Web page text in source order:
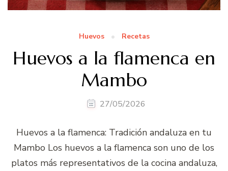
Huevos Recetas
Huevos a la flamenca en
Mambo
27/05/2026
Huevos a la flamenca: Tradición andaluza en tu
Mambo Los huevos a la flamenca son uno de los
platos más representativos de la cocina andaluza,